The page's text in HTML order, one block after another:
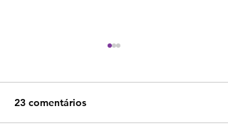
23 comentários